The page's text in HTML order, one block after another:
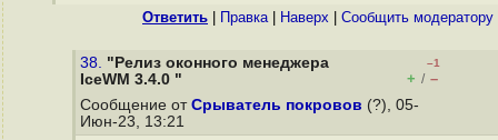
Ответить Правка| Наверх Cообщить модератору
38. "Релиз оконного менеджера
IceWM 3.4.0 "
–1
+ / –
Сообщение от Срыватель покровов (?), 05-
Июн-23, 13:21